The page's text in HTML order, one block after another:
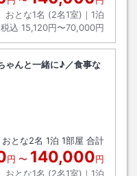
おとな1名 (2名1室)｜ 1泊
税込 15,120円〜70,000円
ゃんと一緒に♪／食事な
おとな2名 1泊 1部屋 合計
円 〜 140,000円
おとな1名 (2名1室)｜ 1泊